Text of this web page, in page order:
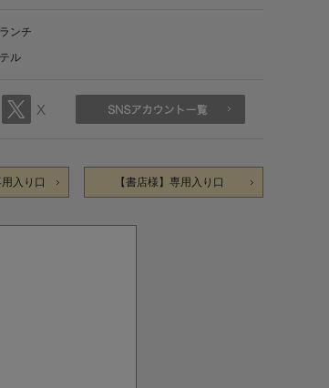
ンチ
ル
入り口 【書店様】専用入り口